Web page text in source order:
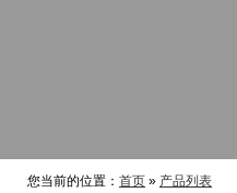
您当前的位置： 首页 » 产品列表